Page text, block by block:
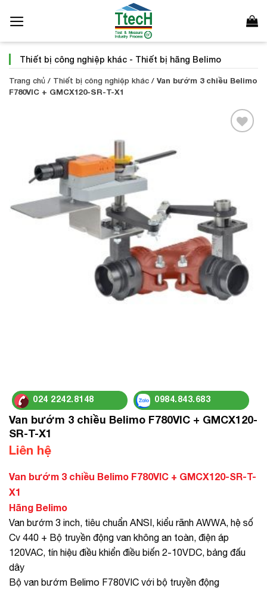
qua
dung
Thiết bị công nghiệp khác - Thiết bị hãng Belimo
Trang chủ / Thiết bị công nghiệp khác / Van bướm 3 chiều Belimo
F780VIC + GMCX120-SR-T-X1
024 2242.8148 0984.843.683
Van bướm 3 chiều Belimo F780VIC + GMCX120-
SR-T-X1
Liên hệ
Van bướm 3 chiều Belimo F780VIC + GMCX120-SR-T-
X1
Hãng Belimo
Van bướm 3 inch, tiêu chuẩn ANSI, kiểu rãnh AWWA, hệ số
Cv 440 + Bộ truyền động van không an toàn, điện áp
120VAC, tín hiệu điều khiển điều biến 2-10VDC, bảng đấu
dây
Bộ van bướm Belimo F780VIC với bộ truyền động